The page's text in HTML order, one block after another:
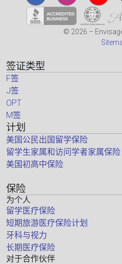
© 2026 –
签证类型
F签
J签
OPT
M签
计划
美国公民出国留学保险
留学生家属和访问学者家属保险
美国初高中保险
保险
为个人
留学医疗保险
短期旅游医疗保险计划
牙科与视力
长期医疗保险
对于合作伙伴